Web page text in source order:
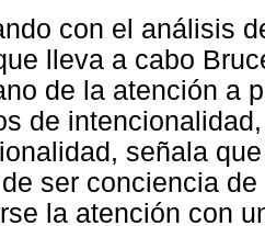
con el análisis
lleva a cabo
de la atención a
de
señala
ser conciencia
la atención con